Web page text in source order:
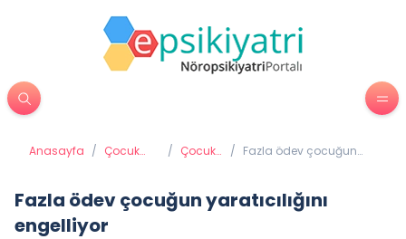
Anasayfa / Çocuk
/ Çocuk
/ Fazla ödev çocuğun
Fazla ödev çocuğun yaratıcılığını
engelliyor